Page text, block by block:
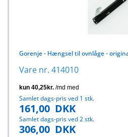
Gorenje - Hængsel til ovnlåge -
Vare nr. 414010
Samlet dags-pris ved 1 stk.
161,00 DKK
Samlet dags-pris ved 2 stk.
306,00 DKK